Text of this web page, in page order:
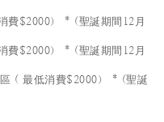
費$2000） * (聖誕期間12月
費$2000） * (聖誕期間12月
( 最低消費$2000） * (聖誕